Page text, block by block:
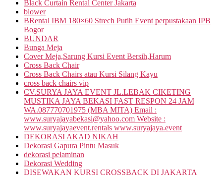
Black Curtain Rental Center Jakarta
blower
BRental IBM 180×60 Strech Putih Event perpustakaan IPB
Bogor
BUNDAR
Bunga Meja
Cover Meja,Sarung Kursi Event Bersih,Harum
Cross Back Chair
Cross Back Chairs atau Kursi Silang Kayu
cross back chairs vip
CV.SURYA JAYA EVENT JL.LEBAK CIKETING
MUSTIKA JAYA BEKASI FAST RESPON 24 JAM
WA.087770701975 (MBA MITA) Email :
www.suryajayabekasi@yahoo.com Website :
www.suryajayaevent.rentals www.suryajaya.event
DEKORASI AKAD NIKAH
Dekorasi Gapura Pintu Masuk
dekorasi pelaminan
Dekorasi Wedding
DISEWAKAN KURSI CROSSBACK DI JAKARTA